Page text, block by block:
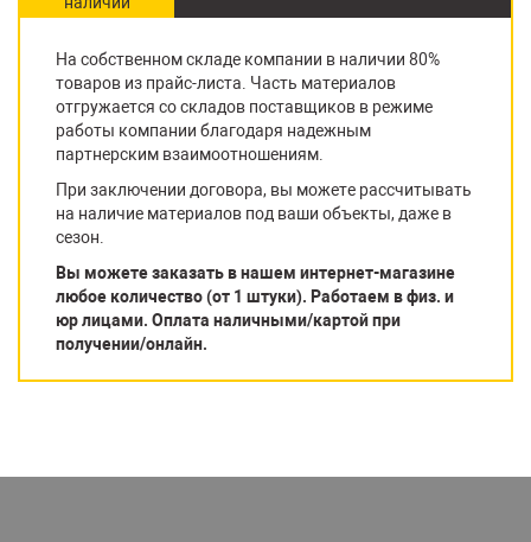
На собственном складе компании в наличии 80%
товаров из прайс-листа. Часть материалов
отгружается со складов поставщиков в режиме
работы компании благодаря надежным
партнерским взаимоотношениям.
При заключении договора, вы можете рассчитывать
на наличие материалов под ваши объекты, даже в
сезон.
Вы можете заказать в нашем интернет-магазине
любое количество (от 1 штуки). Работаем в физ. и
юр лицами. Оплата наличными/картой при
получении/онлайн.